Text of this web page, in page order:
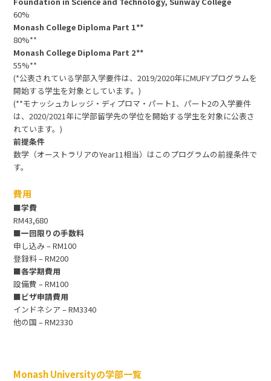
60%
Monash College Diploma Part 1**
80%**
Monash College Diploma Part 2**
55%**
(*公表されている学部入学要件は、2019/2020年にMUFYプログラムを
開始する学生を対象としています。)
(**モナッシュカレッジ・ディプロマ・パート1、パート2の入学要件
は、2020/2021年に学部留学先の学位を開始する学生を対象に公表さ
れています。)
前提条件
数学（オーストラリアのYear11相当）はこのプログラムの前提条件で
す。
費用
■学費
RM43,680
■一回限りの手数料
申し込み – RM100
登録料 – RM200
■各学期費用
設備費 – RM100
■ビザ申請費用
インドネシア – RM3340
他の国 – RM2330
Monash Universityの学部一覧